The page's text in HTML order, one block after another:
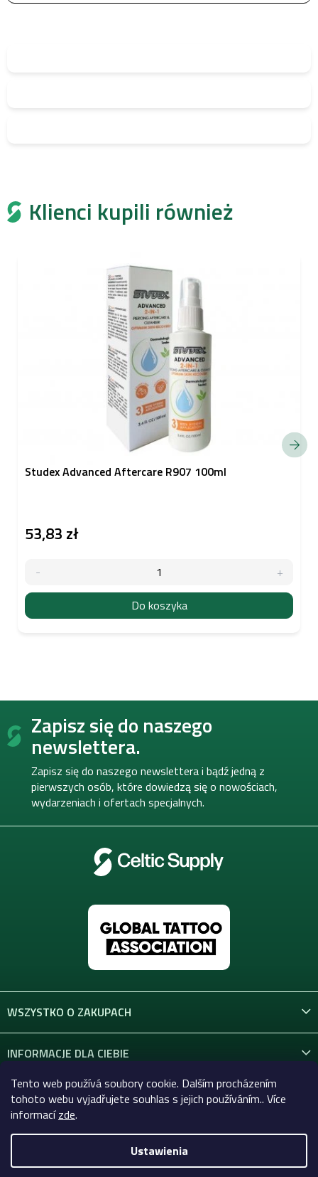
Tento web používá soubory cookie. Dalším procházením
tohoto webu vyjadřujete souhlas s jejich používáním.. Více
informacízde.
Ustawienia
Klienci kupili również
Studex Advanced Aftercare R907 100ml
53,83 zł
Do koszyka
S
Zapisz się do naszego
newslettera.
Zapisz się do naszego newslettera i bądź jedną z
pierwszych osób, które dowiedzą się o nowościach,
wydarzeniach i ofertach specjalnych.
WSZYSTKO O ZAKUPACH
INFORMACJE DLA CIEBIE
KONTAKT
Copyright 2026Celtic-Supply.pl | Wszystko do tatuaży i